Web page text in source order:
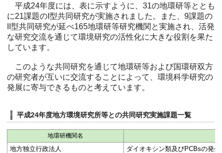
平成24年度には、表に示すように、31の地環研等ととも
に21課題のI型共同研究が実施されました。また、9課題の
II型共同研究が延べ165地環研等研究機関と実施され、活発
な研究交流を通じて環境研究の活性化に大きな役割を果た
しています。
このような共同研究を通じて地環研等および国環研双方
の研究者が互いに交流することによって、環境科学研究の
発展に寄与できるものと考えています。
平成24年度地方環境研究所等との共同研究実施課題一覧
地環研機関名
地方独立行政法人
ダイオキシン類及びPCBsの発